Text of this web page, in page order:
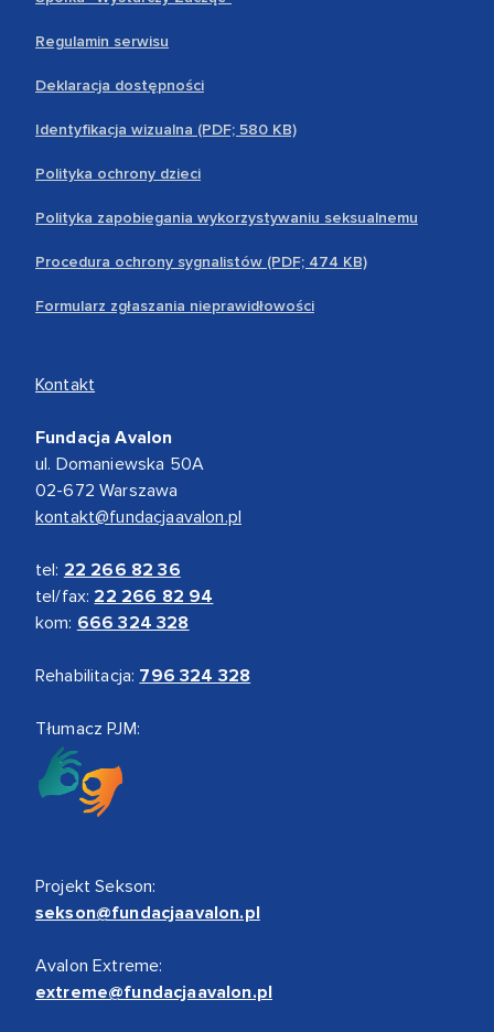
Regulamin serwisu
Deklaracja dostępności
Identyfikacja wizualna (PDF; 580 KB)
Polityka ochrony dzieci
Polityka zapobiegania wykorzystywaniu seksualnemu
Procedura ochrony sygnalistów (PDF; 474 KB)
Formularz zgłaszania nieprawidłowości
Kontakt
Fundacja Avalon
ul. Domaniewska 50A
02-672 Warszawa
kontakt@fundacjaavalon.pl
tel: 22 266 82 36
tel/fax: 22 266 82 94
kom: 666 324 328
Rehabilitacja: 796 324 328
Tłumacz PJM:
Projekt Sekson:
sekson@fundacjaavalon.pl
Avalon Extreme:
extreme@fundacjaavalon.pl